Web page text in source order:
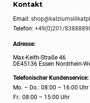
Kontakt
Email:
Telefon:+49(0)201/
Adresse:
Max-Keith-Straße 46
DE45136 Essen Nordrhein-
Telefonischer Kundenservice:
Mo. – Do.: 08:00 – 16:00 Uhr
Fr.: 08:00 – 15:00 Uhr